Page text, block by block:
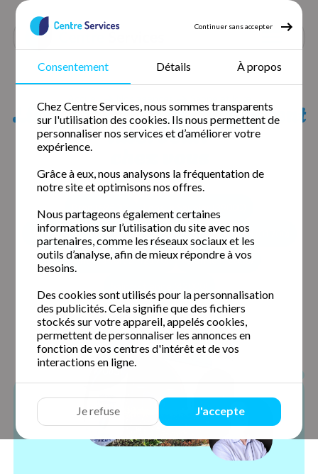
Continuer sans accepter
Consentement Détails À propos
Chez Centre Services, nous sommes transparents
sur l'utilisation des cookies. Ils nous permettent de
personnaliser nos services et d’améliorer votre
expérience.
Grâce à eux, nous analysons la fréquentation de
notre site et optimisons nos offres.
Nous partageons également certaines
informations sur l’utilisation du site avec nos
partenaires, comme les réseaux sociaux et les
outils d’analyse, afin de mieux répondre à vos
besoins.
Des cookies sont utilisés pour la personnalisation
des publicités. Cela signifie que des fichiers
stockés sur votre appareil, appelés cookies,
permettent de personnaliser les annonces en
fonction de vos centres d'intérêt et de vos
interactions en ligne.
Je refuse J'accepte
Liste des agences qui peuvent
intervenir
Lyon 1,2,4 et 5 (69002) Mâcon (71000) Miribel (01700)
Plaine-du-forez (42170) Roanne (42300)